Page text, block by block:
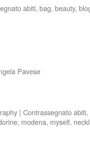
abiti, bag, beauty,
Pavese
| Contrassegnatoabiti,
, modena, myself,